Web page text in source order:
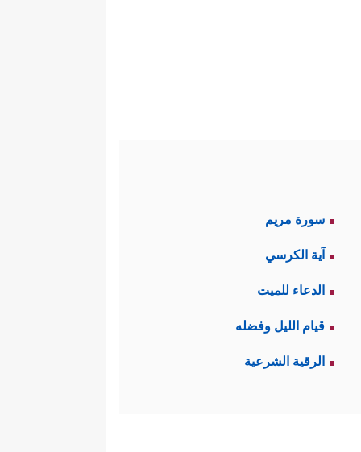
سورة مريم
آية الكرسي
الدعاء للميت
قيام الليل وفضله
الرقية الشرعية